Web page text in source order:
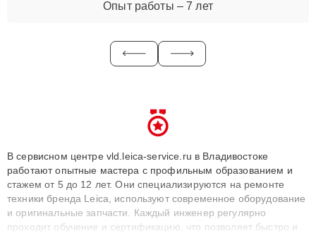
Опыт работы – 7 лет
В сервисном центре vld.leica-service.ru в Владивостоке
работают опытные мастера с профильным образованием и
стажем от 5 до 12 лет. Они специализируются на ремонте
техники бренда Leica, используют современное оборудование
и оригинальные запчасти. Каждый инженер регулярно
проходит обучение и сертификацию, что позволяет быстро и